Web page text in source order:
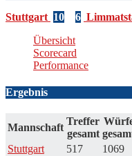
Stuttgart 10 6
Übersicht
Scorecard
Performance
Ergebnis
Mannschaft
Treffer
gesamt
Stuttgart
517 1069